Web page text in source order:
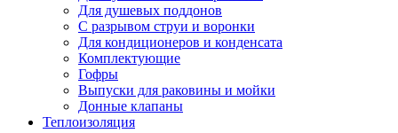
Для душевых поддонов
С разрывом струи и воронки
Для кондиционеров и конденсата
Комплектующие
Гофры
Выпуски для раковины и мойки
Донные клапаны
Теплоизоляция